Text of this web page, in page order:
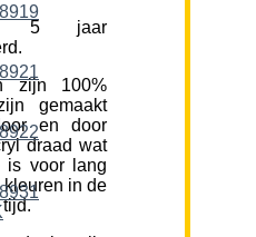
5 jaar
zijn 100%
gemaakt
en door
draad wat
is voor lang
in de
tijd.